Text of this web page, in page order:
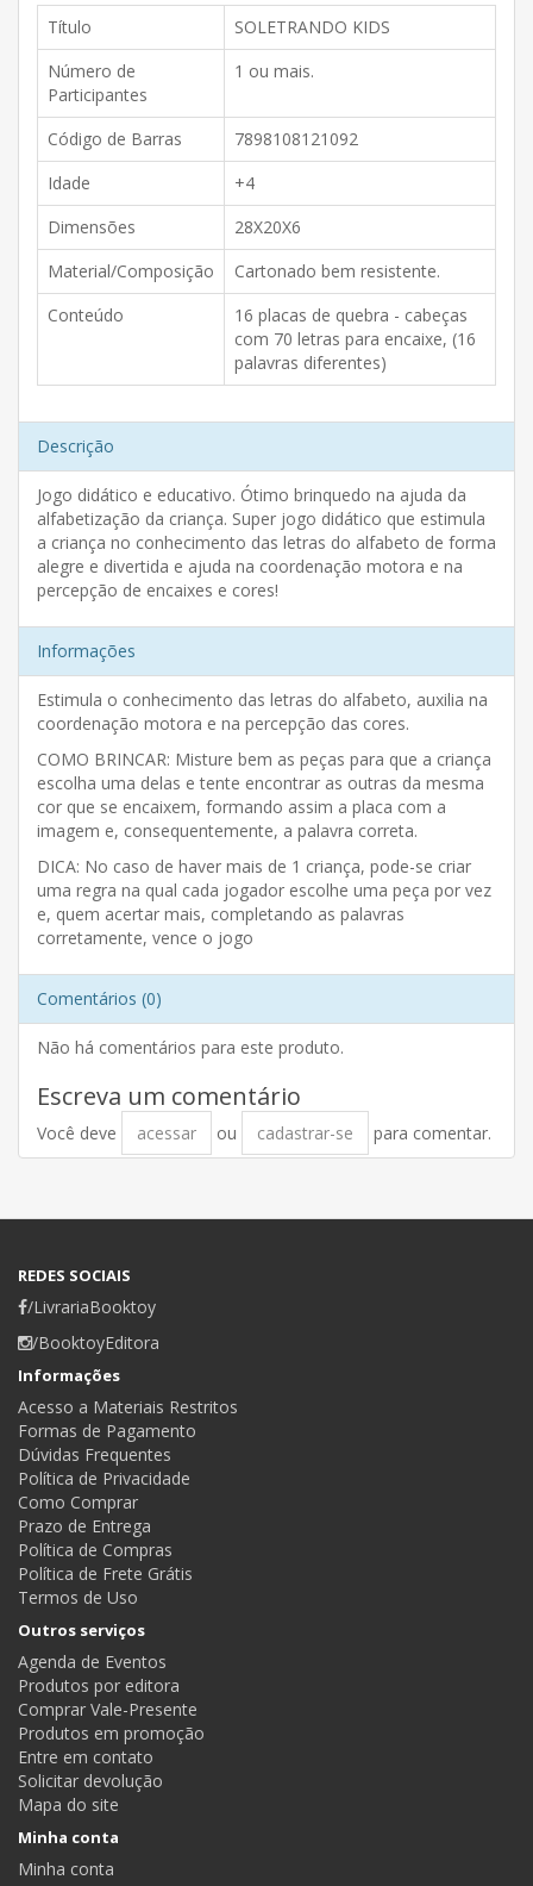
Título
SOLETRANDO KIDS
Número de
Participantes
1 ou mais.
Código de Barras
7898108121092
Idade
+4
Dimensões
28X20X6
Material/Composição
Cartonado bem resistente.
Conteúdo
16 placas de quebra - cabeças
com 70 letras para encaixe, (16
palavras diferentes)
Descrição
Jogo didático e educativo. Ótimo brinquedo na ajuda da
alfabetização da criança. Super jogo didático que estimula
a criança no conhecimento das letras do alfabeto de forma
alegre e divertida e ajuda na coordenação motora e na
percepção de encaixes e cores!
Informações
Estimula o conhecimento das letras do alfabeto, auxilia na
coordenação motora e na percepção das cores.
COMO BRINCAR: Misture bem as peças para que a criança
escolha uma delas e tente encontrar as outras da mesma
cor que se encaixem, formando assim a placa com a
imagem e, consequentemente, a palavra correta.
DICA: No caso de haver mais de 1 criança, pode-se criar
uma regra na qual cada jogador escolhe uma peça por vez
e, quem acertar mais, completando as palavras
corretamente, vence o jogo
Comentários (0)
Não há comentários para este produto.
Escreva um comentário
Você deve acessar ou cadastrar-se para comentar.
REDES SOCIAIS
/LivrariaBooktoy
/BooktoyEditora
Informações
Acesso a Materiais Restritos
Formas de Pagamento
Dúvidas Frequentes
Política de Privacidade
Como Comprar
Prazo de Entrega
Política de Compras
Política de Frete Grátis
Termos de Uso
Outros serviços
Agenda de Eventos
Produtos por editora
Comprar Vale-Presente
Produtos em promoção
Entre em contato
Solicitar devolução
Mapa do site
Minha conta
Minha conta